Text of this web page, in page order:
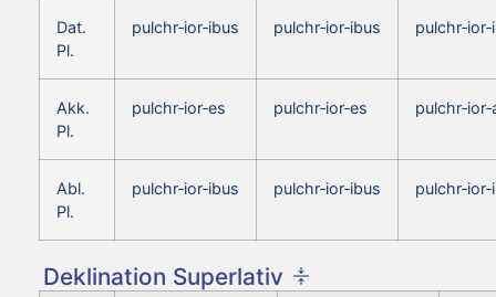
Dat.
Pl.
pulchr‑ior‑ibus pulchr‑ior‑ibus
Akk.
Pl.
pulchr‑ior‑es pulchr‑ior‑es
Abl.
Pl.
pulchr‑ior‑ibus pulchr‑ior‑ibus
Deklination Superlativ